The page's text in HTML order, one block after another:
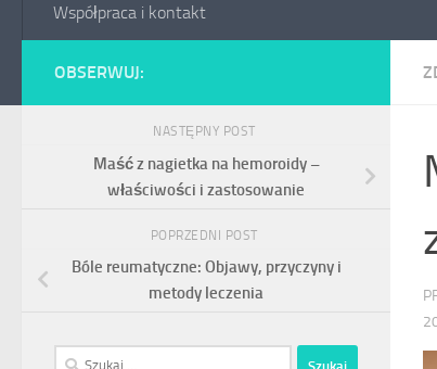
Współpraca i kontakt
OBSERWUJ:
NASTĘPNY POST
Maść z nagietka na hemoroidy –
właściwości i zastosowanie
POPRZEDNI POST
Bóle reumatyczne: Objawy, przyczyny i
metody leczenia
Szukaj: